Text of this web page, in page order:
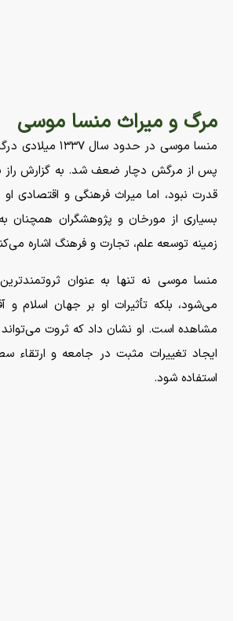
مرگ و میراث منسا موسی
منسا موسی در حدود
پس از مرگش دچار ضعف شد. به گزارش راز
قدرت نبود، اما میراث فرهنگی و اقتصادی
بسیاری از مورخان و پژوهشگران همچنان
زمینه توسعه علم، تجارت و فرهنگ اشاره
منسا موسی نه تنها به عنوان
می‌شود، بلکه تأثیرات او بر جهان اسلام و
مشاهده است. او نشان داد که ثروت می‌تواند
ایجاد تغییرات مثبت در جامعه و ارتقاء
استفاده شود.